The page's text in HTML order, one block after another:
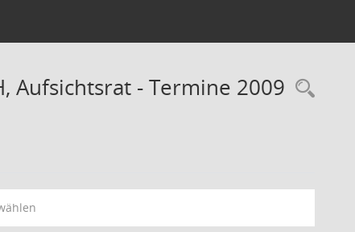
Aufsichtsrat - Termine 2009